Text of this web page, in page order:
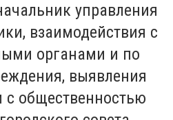
управления
взаимодействия с
органами и по
выявления
с общественностью